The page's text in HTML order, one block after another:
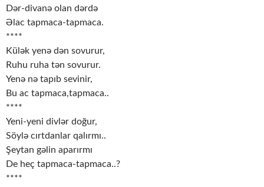
Dər-divanə olan dərdə
Əlac tapmaca-tapmaca.
****
Külək yenə dən sovurur,
Ruhu ruha tən sovurur.
Yenə nə tapıb sevinir,
Bu ac tapmaca,tapmaca..
****
Yeni-yeni divlər doğur,
Söylə cırtdanlar qalırmı..
Şeytan gəlin aparırmı
De heç tapmaca-tapmaca..?
****